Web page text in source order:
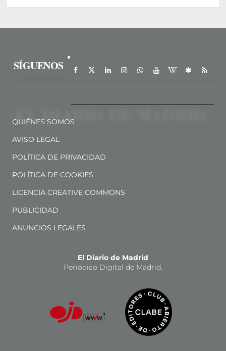
SÍGUENOS
QUIÉNES SOMOS
AVISO LEGAL
POLÍTICA DE PRIVACIDAD
POLÍTICA DE COOKIES
LICENCIA CREATIVE COMMONS
PUBLICIDAD
ANUNCIOS LEGALES
El Diario de Madrid
Periódico Digital de Madrid.